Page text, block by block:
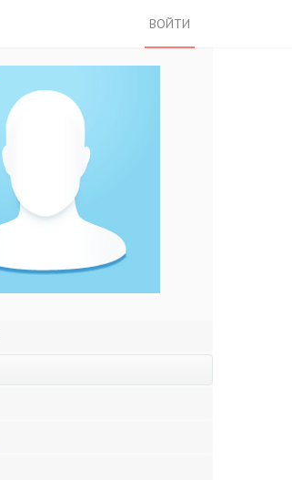
ВОЙТИ